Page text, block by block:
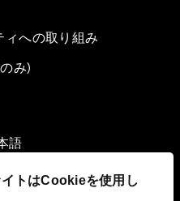
トはCookieを使用し
ィへの取り組み
み)
語